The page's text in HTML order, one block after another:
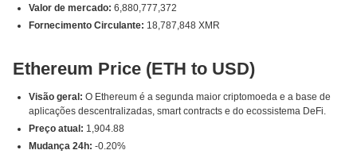
Valor de mercado: 6,880,777,372
Fornecimento Circulante: 18,787,848 XMR
Ethereum Price (ETH to USD)
Visão geral: O Ethereum é a segunda maior criptomoeda e a base de
aplicações descentralizadas, smart contracts e do ecossistema DeFi.
Preço atual: 1,904.88
Mudança 24h: -0.20%